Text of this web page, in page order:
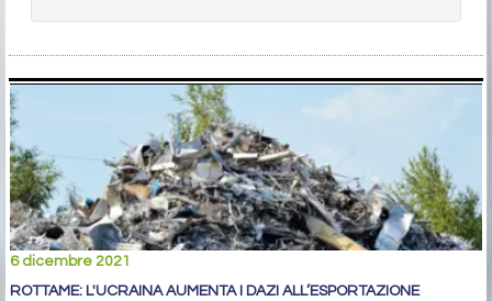
6 dicembre 2021
ROTTAME: L'UCRAINA AUMENTA I DAZI ALL’ESPORTAZIONE